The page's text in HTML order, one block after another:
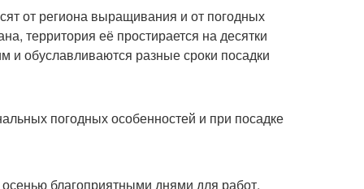
от региона выращивания и от погодных
территория её простирается на десятки
и обуславливаются разные сроки посадки
погодных особенностей и при посадке
благоприятными днями для работ,